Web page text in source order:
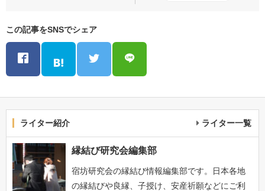
この記事をSNSでシェア
ライター紹介 ライター一覧
縁結び研究会編集部
宿坊研究会の縁結び情報編集部です。日本各地
の縁結びや良縁、子授け、安産祈願などにご利